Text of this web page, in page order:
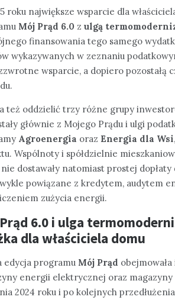
roku największe wsparcie dla
Mój Prąd 6.0 z ulgą
finansowania tego samego
wykazywanych w zeznaniu
wsparcie, a dopiero pozostałą
też oddzielić trzy różne grupy
głównie z Mojego Prądu i ulgi
Agroenergia oraz Energia dla Wsi
Wspólnoty i spółdzielnie
dostawały natomiast prostej
powiązane z kredytem, audytem
zużycia energii.
6.0 i ulga
dla właściciela domu
edycja programu Mój Prąd
energii elektrycznej oraz magazyny
2024 roku i po kolejnych